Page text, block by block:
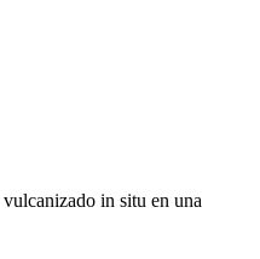
in situ en una